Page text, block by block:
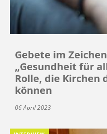
Gebete im
„Gesundheit für
Rolle, die Kirchen
können
06 April 2023